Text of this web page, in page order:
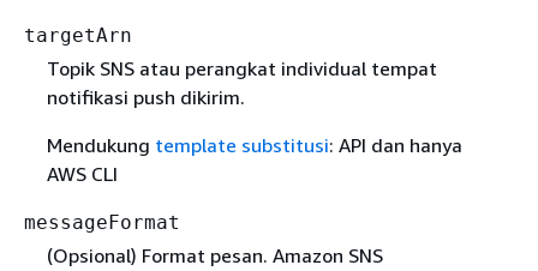
targetArn
Topik SNS atau perangkat individual tempat
notifikasi push dikirim.
Mendukung template substitusi: API dan hanya
AWS CLI
messageFormat
(Opsional) Format pesan. Amazon SNS